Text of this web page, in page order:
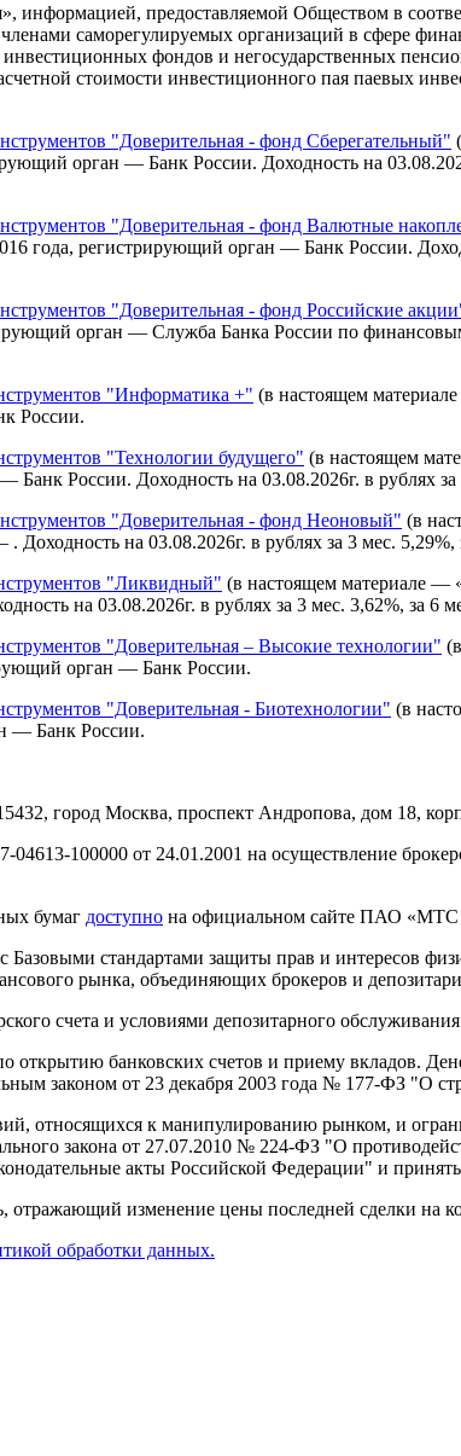
предоставляемой Обществом в
саморегулируемых организаций в сфере
фондов и негосударственных
стоимости инвестиционного пая паевых
"Доверительная - фонд Сберегательный"
орган — Банк России. Доходность на
"Доверительная - фонд Валютные
года, регистрирующий орган — Банк России.
"Доверительная - фонд Российские
орган — Служба Банка России по
"Информатика +" (в настоящем
России.
"Технологии будущего" (в настоящем
России. Доходность на 03.08.2026г. в рублях
"Доверительная - фонд Неоновый" (в
на 03.08.2026г. в рублях за 3 мес. 5,29%,
"Ликвидный" (в настоящем материале —
на 03.08.2026г. в рублях за 3 мес. 3,62%, за 6
"Доверительная – Высокие технологии"
орган — Банк России.
"Доверительная - Биотехнологии" (в
— Банк России.
город Москва, проспект Андропова, дом 18,
100000 от 24.01.2001 на осуществление
бумаг доступно на официальном сайте ПАО «МТС
стандартами защиты прав и интересов
рынка, объединяющих брокеров и
счета и условиями депозитарного
банковских счетов и приему вкладов.
законом от 23 декабря 2003 года № 177-ФЗ "О
относящихся к манипулированию рынком, и
закона от 27.07.2010 № 224-ФЗ "О
акты Российской Федерации" и
изменение цены последней сделки на
обработки данных.